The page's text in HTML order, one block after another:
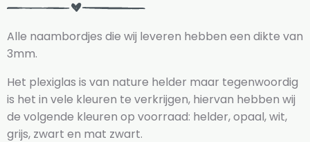
Alle naambordjes die wij leveren hebben een dikte van
3mm.
Het plexiglas is van nature helder maar tegenwoordig
is het in vele kleuren te verkrijgen, hiervan hebben wij
de volgende kleuren op voorraad: helder, opaal, wit,
grijs, zwart en mat zwart.